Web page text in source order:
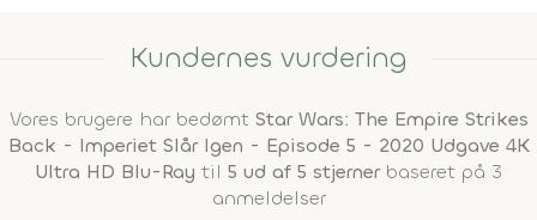
Kundernes vurdering
Vores brugere har bedømt Star Wars: The Empire Strikes
Back - Imperiet Slår Igen - Episode 5 - 2020 Udgave 4K
Ultra HD Blu-Ray til 5 ud af 5 stjernerbaseret på 3
anmeldelser